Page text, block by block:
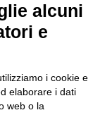
– D. lgs.
Solutions
alcuni
e
i cookie e
elaborare i dati
web o la